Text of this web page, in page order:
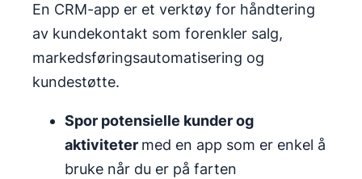
En CRM-app er et verktøy for håndtering
av kundekontakt som forenkler salg,
markedsføringsautomatisering og
kundestøtte.
Spor potensielle kunder og
aktiviteter med en app som er enkel å
bruke når du er på farten